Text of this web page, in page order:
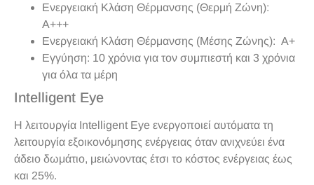
Ενεργειακή Κλάση Θέρμανσης (Θερμή Ζώνη):
A+++
Ενεργειακή Κλάση Θέρμανσης (Μέσης Ζώνης): A+
Εγγύηση: 10 χρόνια για τον συμπιεστή και 3 χρόνια
για όλα τα μέρη
Intelligent Eye
Η λειτουργία Intelligent Eye ενεργοποιεί αυτόματα τη
λειτουργία εξοικονόμησης ενέργειας όταν ανιχνεύει ένα
άδειο δωμάτιο, μειώνοντας έτσι το κόστος ενέργειας έως
και 25%.